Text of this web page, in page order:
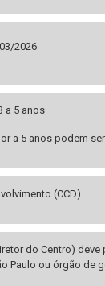
2026
a 5 anos
a 5 anos podem
(CCD)
do Centro)
Paulo ou órgão de